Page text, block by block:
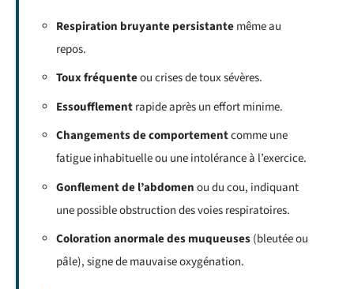
Respiration bruyante persistantemême au
repos.
Toux fréquenteou crises de toux sévères.
Essoufflementrapide après un effort minime.
Changements de comportementcomme une
fatigue inhabituelle ou une intolérance à l’exercice.
Gonflement de l’abdomenou du cou, indiquant
une possible obstruction des voies respiratoires.
Coloration anormale des muqueuses(bleutée ou
pâle), signe de mauvaise oxygénation.